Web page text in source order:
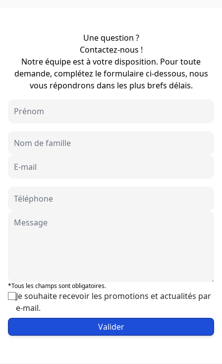
Une question ?
Contactez-nous !
Notre équipe est à votre disposition. Pour toute
demande, complétez le formulaire ci-dessous, nous
vous répondrons dans les plus brefs délais.
*Tous les champs sont obligatoires.
Je souhaite recevoir les promotions et actualités par
e-mail.
Valider